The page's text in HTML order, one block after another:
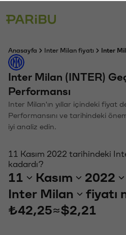
Anasayfa Inter Milan fiyatı Inter
Inter Milan (INTER)
Performansı
Inter Milan'ın yıllar içindeki fiyat
Performansını ve tarihindeki
iyi analiz edin.
11 Kasım 2022 tarihindeki
kadardı?
11 Kasım 2022
Inter Milan
fiyatı
₺42,25≈$2,21